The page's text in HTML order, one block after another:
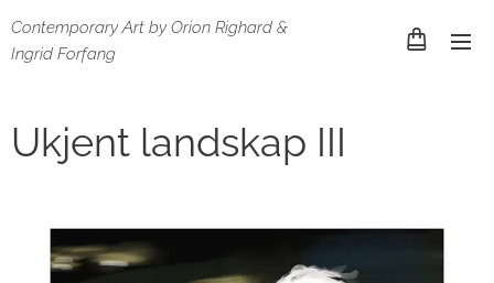
Contemporary Art by Orion Righard &
Ingrid Forfang
Ukjent landskap III